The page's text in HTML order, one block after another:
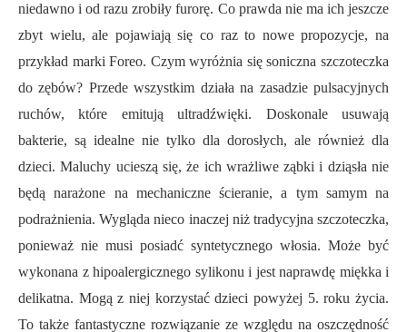
niedawno i od razu zrobiły furorę. Co prawda nie ma ich jeszcze
zbyt wielu, ale pojawiają się co raz to nowe propozycje, na
przykład marki Foreo. Czym wyróżnia się soniczna szczoteczka
do zębów? Przede wszystkim działa na zasadzie pulsacyjnych
ruchów, które emitują ultradźwięki. Doskonale usuwają
bakterie, są idealne nie tylko dla dorosłych, ale również dla
dzieci. Maluchy ucieszą się, że ich wrażliwe ząbki i dziąsła nie
będą narażone na mechaniczne ścieranie, a tym samym na
podrażnienia. Wygląda nieco inaczej niż tradycyjna szczoteczka,
ponieważ nie musi posiadć syntetycznego włosia. Może być
wykonana z hipoalergicznego sylikonu i jest naprawdę miękka i
delikatna. Mogą z niej korzystać dzieci powyżej 5. roku życia.
To także fantastyczne rozwiązanie ze względu na oszczędność